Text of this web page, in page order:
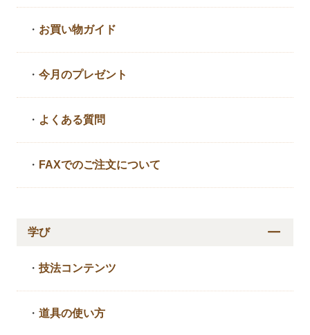
・ お買い物ガイド
・今月のプレゼント
・ よくある質問
・ FAXでのご注文について
学び
・技法コンテンツ
・道具の使い方